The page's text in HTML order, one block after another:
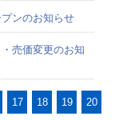
ンのお知らせ
売価変更のお知
17 18 19 20